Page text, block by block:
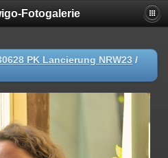
Fotogalerie
PK Lancierung NRW23 /